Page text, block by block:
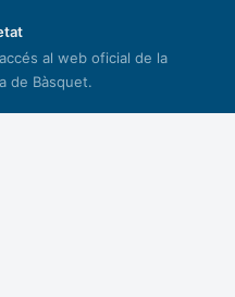
al web oficial de la
de Bàsquet.